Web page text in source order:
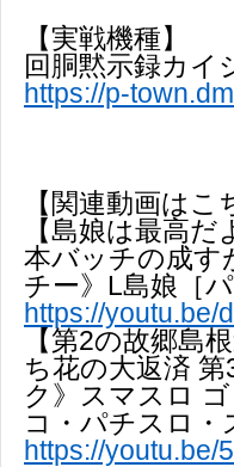
【実戦機種】
回胴黙示録カイ
https://p-
【関連動画はこ
【島娘は最高
本バッチの成す
チー》L島娘［
https://youtu.be/
【第2の故郷島
ち花の大返済
ク》スマスロ
コ・パチスロ・
https://youtu.be/